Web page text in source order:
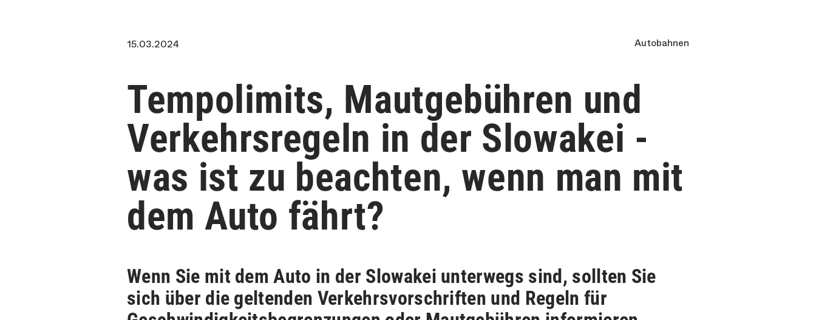
15.03.2024 Autobahnen
Tempolimits, Mautgebühren und
Verkehrsregeln in der Slowakei -
was ist zu beachten, wenn man mit
dem Auto fährt?
Wenn Sie mit dem Auto in der Slowakei unterwegs sind, sollten Sie
sich über die geltenden Verkehrsvorschriften und Regeln für